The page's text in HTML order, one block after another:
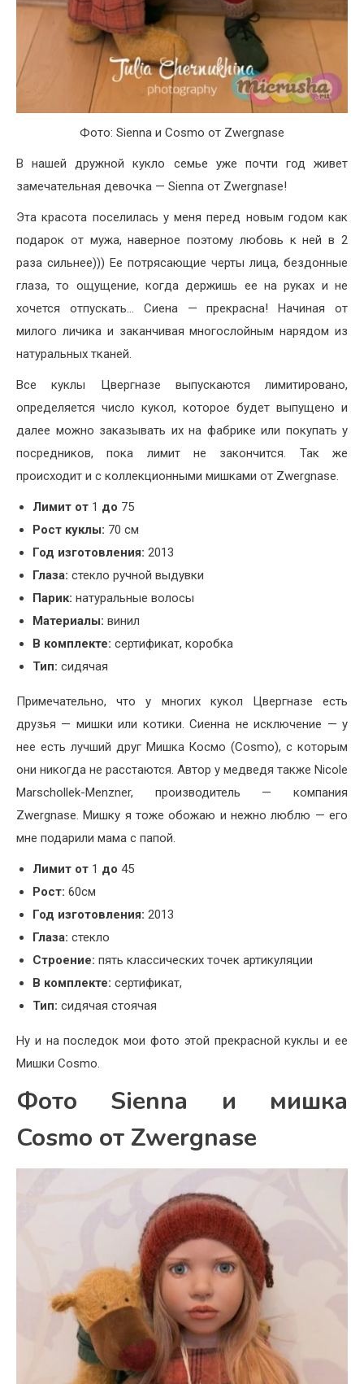
Фото: Sienna и Cosmo от Zwergnase
В нашей дружной кукло семье уже почти год живет
замечательная девочка — Sienna от Zwergnase!
Эта красота поселилась у меня перед новым годом как
подарок от мужа, наверное поэтому любовь к ней в 2
раза сильнее))) Ее потрясающие черты лица, бездонные
глаза, то ощущение, когда держишь ее на руках и не
хочется отпускать… Сиена — прекрасна! Начиная от
милого личика и заканчивая многослойным нарядом из
натуральных тканей.
Все куклы Цвергназе выпускаются лимитировано,
определяется число кукол, которое будет выпущено и
далее можно заказывать их на фабрике или покупать у
посредников, пока лимит не закончится. Так же
происходит и с коллекционными мишками от Zwergnase.
Лимит от 1 до 75
Рост куклы: 70 см
Год изготовления: 2013
Глаза: стекло ручной выдувки
Парик: натуральные волосы
Материалы: винил
В комплекте: сертификат, коробка
Тип: сидячая
Примечательно, что у многих кукол Цвергназе есть
друзья — мишки или котики. Сиенна не исключение — у
нее есть лучший друг Мишка Космо (Cosmo), с которым
они никогда не расстаются. Автор у медведя также Nicole
Marschollek-Menzner, производитель — компания
Zwergnase. Мишку я тоже обожаю и нежно люблю — его
мне подарили мама с папой.
Лимит от 1 до 45
Рост: 60см
Год изготовления: 2013
Глаза: стекло
Строение: пять классических точек артикуляции
В комплекте: сертификат,
Тип: сидячая стоячая
Ну и на последок мои фото этой прекрасной куклы и ее
Мишки Cosmo.
Фото Sienna и мишка
Cosmo от Zwergnase